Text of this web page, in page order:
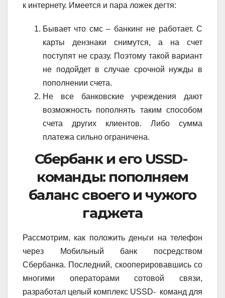
к интернету. Имеется и пара ложек дегтя:
Бывает что смс – банкинг не работает. С
карты дензнаки снимутся, а на счет
поступят не сразу. Поэтому такой вариант
не подойдет в случае срочной нужды в
пополнении счета.
Не все банковские учреждения дают
возможность пополнять таким способом
счета других клиентов. Либо сумма
платежа сильно ограничена.
Сбербанк и его USSD-
команды: пополняем
баланс своего и чужого
гаджета
Рассмотрим, как положить деньги на телефон
через Мобильный банк посредством
Сбербанка. Последний, скооперировавшись со
многими операторами сотовой связи,
разработал целый комплекс USSD- команд для